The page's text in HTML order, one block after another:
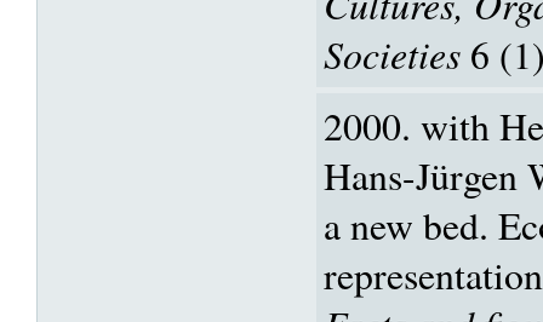
Societies 6
2000. with
Hans-Jürgen
a new bed.